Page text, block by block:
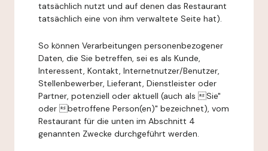
tatsächlich nutzt und auf denen das Restaurant
tatsächlich eine von ihm verwaltete Seite hat).
So können Verarbeitungen personenbezogener
Daten, die Sie betreffen, sei es als Kunde,
Interessent, Kontakt, Internetnutzer/Benutzer,
Stellenbewerber, Lieferant, Dienstleister oder
Partner, potenziell oder aktuell (auch als Sie"
oder betroffene Person(en)" bezeichnet), vom
Restaurant für die unten im Abschnitt 4
genannten Zwecke durchgeführt werden.